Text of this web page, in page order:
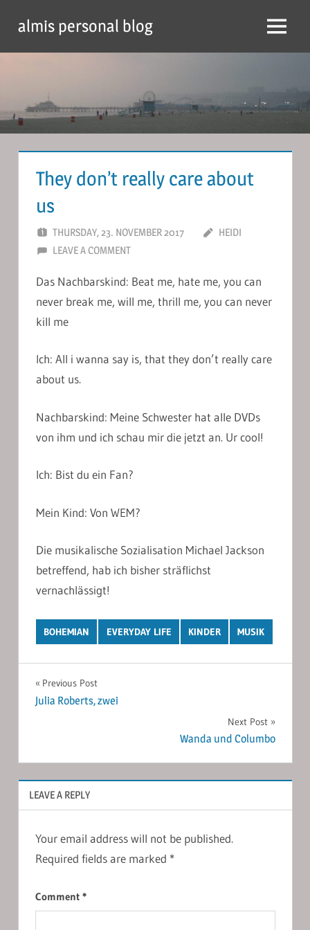
content
almis personal blog Menu
They don’t really care about
us
THURSDAY, 23. NOVEMBER 2017
HEIDI
LEAVE A COMMENT
Das Nachbarskind: Beat me, hate me, you can
never break me, will me, thrill me, you can never
kill me
Ich: All i wanna say is, that they don’t really care
about us.
Nachbarskind: Meine Schwester hat alle DVDs
von ihm und ich schau mir die jetzt an. Ur cool!
Ich: Bist du ein Fan?
Mein Kind: Von WEM?
Die musikalische Sozialisation Michael Jackson
betreffend, hab ich bisher sträflichst
vernachlässigt!
BOHEMIAN EVERYDAY LIFE KINDER MUSIK
Post
navigation
Previous Post
Julia Roberts, zwei
Next Post
Wanda und Columbo
LEAVE A REPLY
Your email address will not be published.
Required fields are marked *
Comment *